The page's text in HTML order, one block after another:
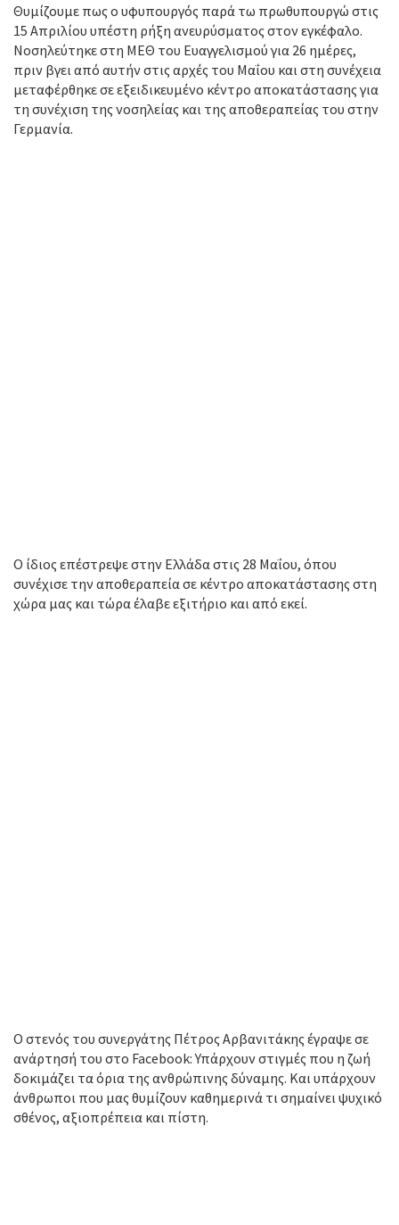
Θυμίζουμε πως ο υφυπουργός παρά τω πρωθυπουργώ στις
15 Απριλίου υπέστη ρήξη ανευρύσματος στον εγκέφαλο.
Νοσηλεύτηκε στη ΜΕΘ του Ευαγγελισμού για 26 ημέρες,
πριν βγει από αυτήν στις αρχές του Μαΐου και στη συνέχεια
μεταφέρθηκε σε εξειδικευμένο κέντρο αποκατάστασης για
τη συνέχιση της νοσηλείας και της αποθεραπείας του στην
Γερμανία.
Ο ίδιος επέστρεψε στην Ελλάδα στις 28 Μαΐου, όπου
συνέχισε την αποθεραπεία σε κέντρο αποκατάστασης στη
χώρα μας και τώρα έλαβε εξιτήριο και από εκεί.
Ο στενός του συνεργάτης Πέτρος Αρβανιτάκης έγραψε σε
ανάρτησή του στο Facebook: Υπάρχουν στιγμές που η ζωή
δοκιμάζει τα όρια της ανθρώπινης δύναμης. Και υπάρχουν
άνθρωποι που μας θυμίζουν καθημερινά τι σημαίνει ψυχικό
σθένος, αξιοπρέπεια και πίστη.